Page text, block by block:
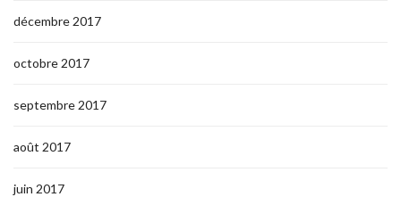
décembre 2017
octobre 2017
septembre 2017
août 2017
juin 2017